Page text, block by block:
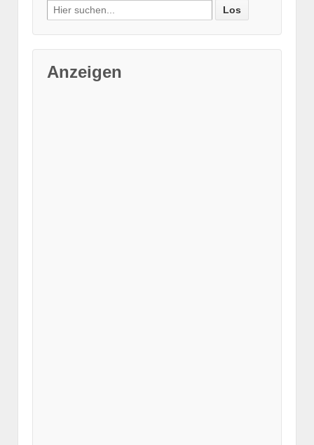
Suche nach:
Anzeigen